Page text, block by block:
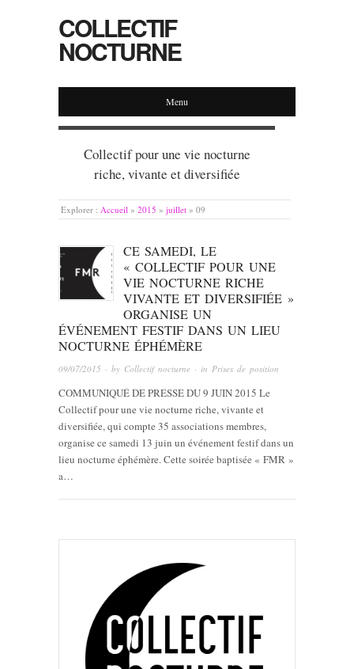
COLLECTIF
NOCTURNE
Menu
Collectif pour une vie nocturne
riche, vivante et diversifiée
Explorer : Accueil » 2015 » juillet » 09
CE SAMEDI, LE
« COLLECTIF POUR UNE
VIE NOCTURNE RICHE
VIVANTE ET DIVERSIFIÉE »
ORGANISE UN
ÉVÉNEMENT FESTIF DANS UN LIEU
NOCTURNE ÉPHÉMÈRE
09/07/2015 · by Collectif nocturne · in Prises de position
COMMUNIQUÉ DE PRESSE DU 9 JUIN 2015 Le
Collectif pour une vie nocturne riche, vivante et
diversifiée, qui compte 35 associations membres,
organise ce samedi 13 juin un événement festif dans un
lieu nocturne éphémère. Cette soirée baptisée « FMR »
a…